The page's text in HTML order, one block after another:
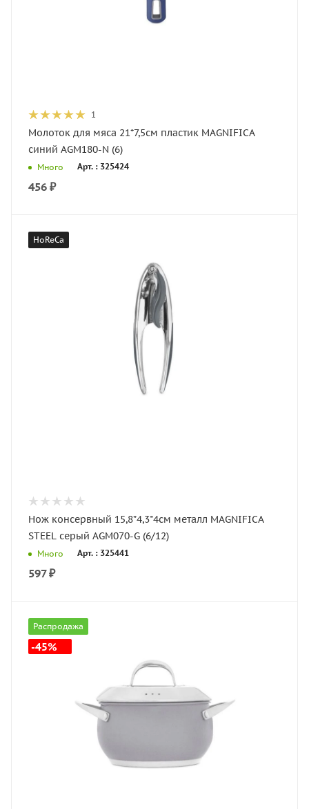
1
Молоток для мяса 21*7,5см пластик MAGNIFICA
синий AGM180-N (6)
Много Арт. : 325424
456 ₽
HoReCa
Нож консервный 15,8*4,3*4см металл MAGNIFICA
STEEL серый AGM070-G (6/12)
Много Арт. : 325441
597₽
Распродажа
-45%